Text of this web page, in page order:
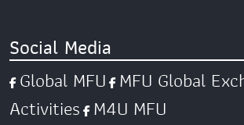
Social Media
Global MFU MFU Global
Activities M4U MFU